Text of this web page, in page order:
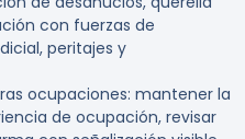
con fuerzas de
peritajes y
ocupaciones: mantener la
de ocupación, revisar